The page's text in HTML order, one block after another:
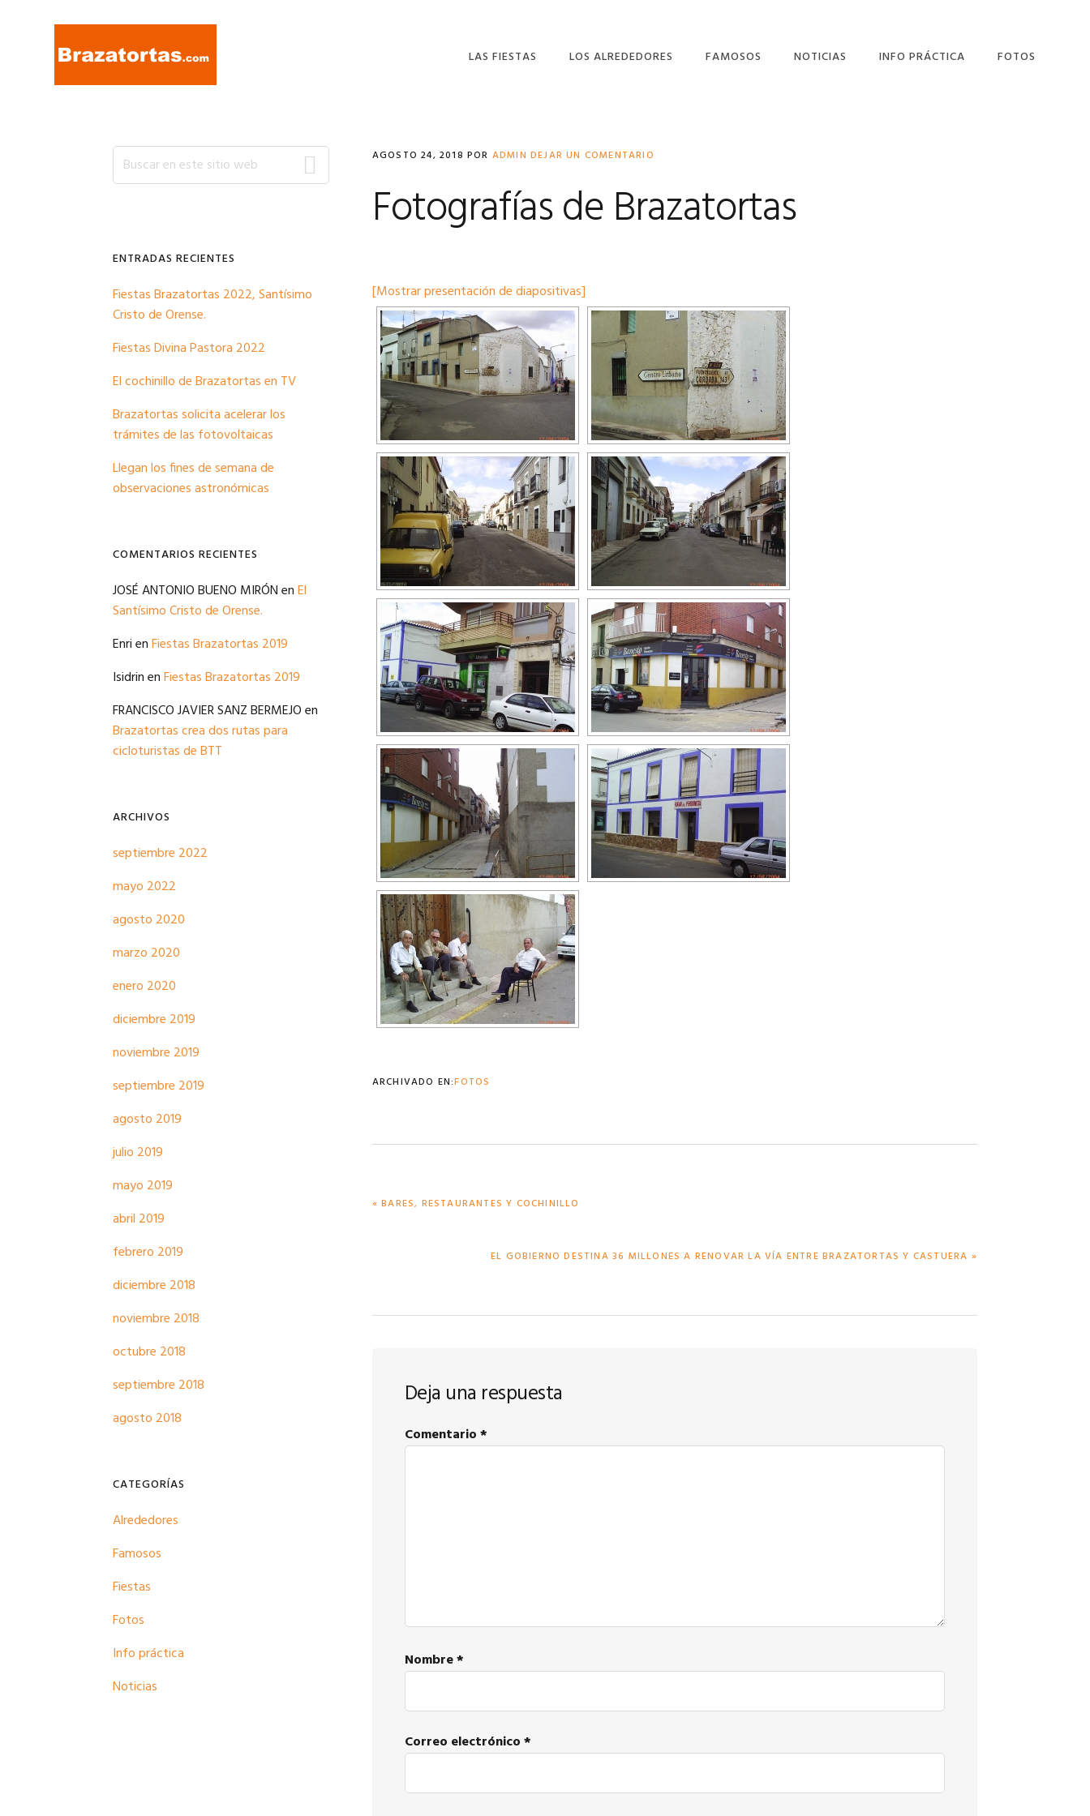
navegación
LAS FIESTAS
LA DIVINA PASTORA
DE ORENSE.
LOS ALREDEDORES FAMOSOS NOTICIAS INFO PRÁCTICA FOTOS
AGOSTO 24, 2018 POR ADMIN DEJAR UN COMENTARIO
Fotografías de Brazatortas
[Mostrar presentación de diapositivas]
ARCHIVADO EN:FOTOS
PUBLICACIÓN
« BARES, RESTAURANTES Y COCHINILLO
PUBLICACIÓN
EL GOBIERNO DESTINA 36 MILLONES A RENOVAR LA VÍA ENTRE BRAZATORTAS Y CASTUERA »
Interacciones
con
los
Deja una respuesta
Comentario*
Nombre*
Correo electrónico*
Barra
primaria
Buscar
en
ENTRADAS RECIENTES
Fiestas Brazatortas 2022, Santísimo
Cristo de Orense.
Fiestas Divina Pastora 2022
El cochinillo de Brazatortas en TV
Brazatortas solicita acelerar los
trámites de las fotovoltaicas
Llegan los fines de semana de
observaciones astronómicas
COMENTARIOS RECIENTES
JOSÉ ANTONIO BUENO MIRÓNenEl
Santísimo Cristo de Orense.
EnrienFiestas Brazatortas 2019
IsidrinenFiestas Brazatortas 2019
FRANCISCO JAVIER SANZ BERMEJOen
Brazatortas crea dos rutas para
cicloturistas de BTT
ARCHIVOS
septiembre 2022
mayo 2022
agosto 2020
marzo 2020
enero 2020
diciembre 2019
noviembre 2019
septiembre 2019
agosto 2019
julio 2019
mayo 2019
abril 2019
febrero 2019
diciembre 2018
noviembre 2018
octubre 2018
septiembre 2018
agosto 2018
CATEGORÍAS
Alrededores
Famosos
Fiestas
Fotos
Info práctica
Noticias